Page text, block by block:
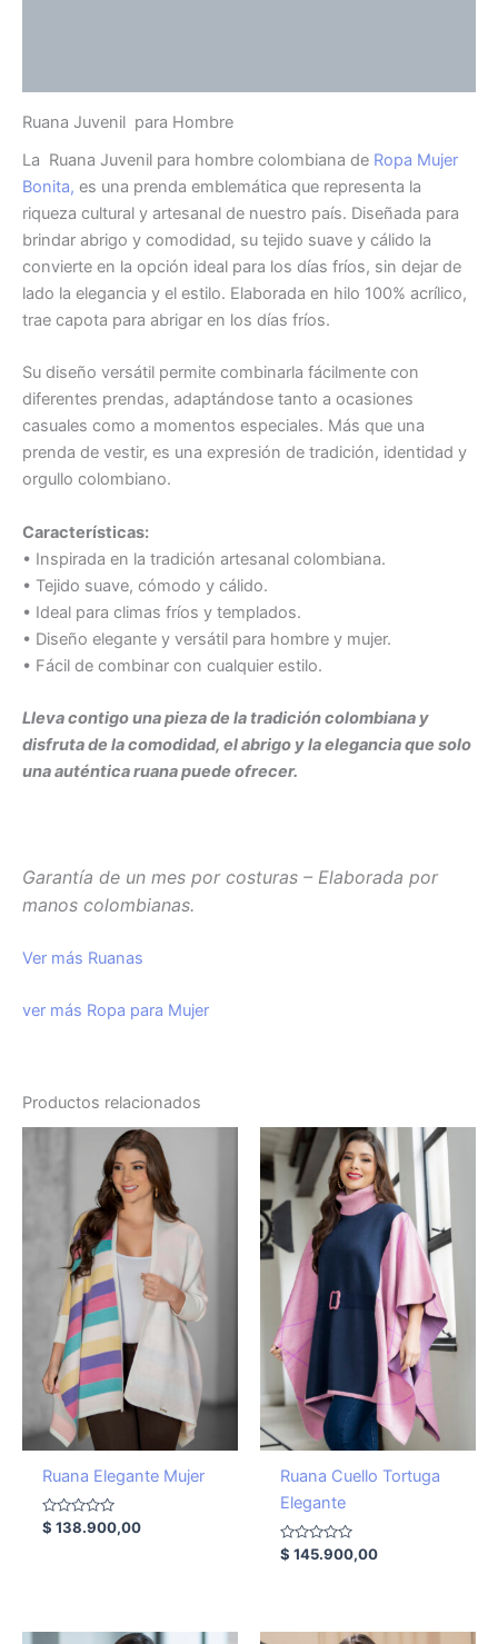
Ruana Juvenil para Hombre
La Ruana Juvenil para hombre colombiana de Ropa Mujer
Bonita, es una prenda emblemática que representa la
riqueza cultural y artesanal de nuestro país. Diseñada para
brindar abrigo y comodidad, su tejido suave y cálido la
convierte en la opción ideal para los días fríos, sin dejar de
lado la elegancia y el estilo. Elaborada en hilo 100% acrílico,
trae capota para abrigar en los días fríos.
Su diseño versátil permite combinarla fácilmente con
diferentes prendas, adaptándose tanto a ocasiones
casuales como a momentos especiales. Más que una
prenda de vestir, es una expresión de tradición, identidad y
orgullo colombiano.
Características:
• Inspirada en la tradición artesanal colombiana.
• Tejido suave, cómodo y cálido.
• Ideal para climas fríos y templados.
• Diseño elegante y versátil para hombre y mujer.
• Fácil de combinar con cualquier estilo.
Lleva contigo una pieza de la tradición colombiana y
disfruta de la comodidad, el abrigo y la elegancia que solo
una auténtica ruana puede ofrecer.
Garantía de un mes por costuras – Elaborada por
manos colombianas.
Ver más Ruanas
ver más Ropa para Mujer
Productos relacionados
Ruana Elegante Mujer
Valorado
con
$ 138.900,00
Ruana Cuello Tortuga
Elegante
Valorado
con
$ 145.900,00